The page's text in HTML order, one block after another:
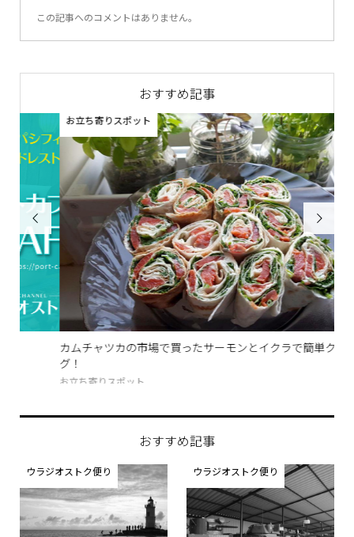
この記事へのコメントはありません。
おすすめ記事

カムチャツカの市場で買ったサーモンとイクラで簡単クッキン
お立ち寄りスポット
お立ち寄りスポット
人

おすすめ記事
ウラジオストク便り ウラジオストク便り